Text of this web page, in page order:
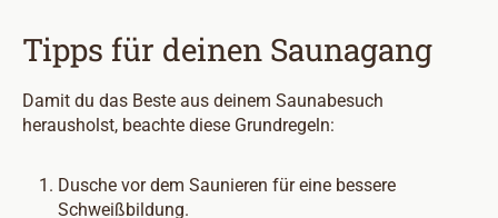
Tipps für deinen Saunagang
Damit du das Beste aus deinem Saunabesuch
herausholst, beachte diese Grundregeln:
Dusche vor dem Saunieren für eine bessere
Schweißbildung.